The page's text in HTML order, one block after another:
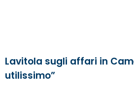
Lavitola sugli affari in
utilissimo”